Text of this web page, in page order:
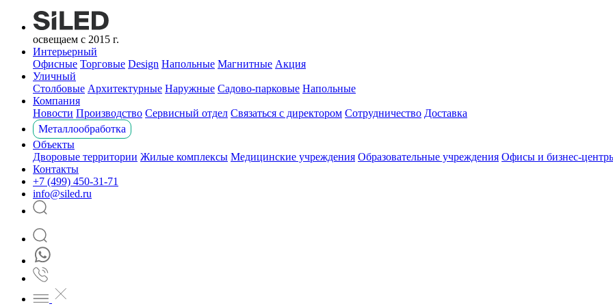
освещаем с 2015 г.
Интерьерный
Офисные Торговые Design Напольные Магнитные Акция
Уличный
Столбовые Архитектурные Наружные Садово-парковые Напольные
Компания
Новости Производство Сервисный отдел Связаться с директором Сотрудничество Доставка
Металлообработка
Объекты
Дворовые территории Жилые комплексы Медицинские учреждения Образовательные учреждения Офисы и бизнес-
Контакты
+7 (499) 450-31-71
info@siled.ru